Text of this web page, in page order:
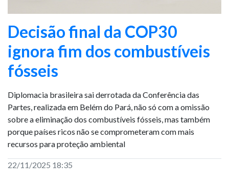
Decisão final da COP30
ignora fim dos combustíveis
fósseis
Diplomacia brasileira sai derrotada da Conferência das
Partes, realizada em Belém do Pará, não só com a omissão
sobre a eliminação dos combustíveis fósseis, mas também
porque países ricos não se comprometeram com mais
recursos para proteção ambiental
22/11/2025 18:35